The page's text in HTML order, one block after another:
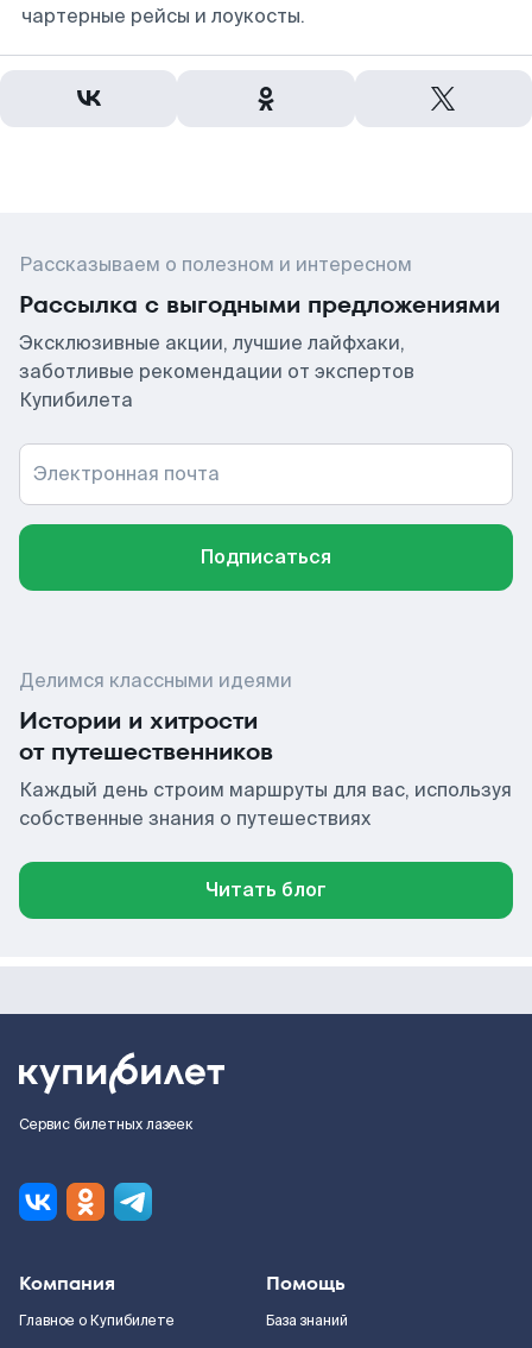
чартерные рейсы и лоукосты.
Рассказываем о полезном и интересном
Рассылка с выгодными предложениями
Эксклюзивные акции, лучшие лайфхаки,
заботливые рекомендации от экспертов
Купибилета
Электронная почта
Подписаться
Делимся классными идеями
Истории и хитрости
от путешественников
Каждый день строим маршруты для вас, используя
собственные знания о путешествиях
Читать блог
Сервис билетных лазеек
Компания
Главное о Купибилете
Помощь
База знаний